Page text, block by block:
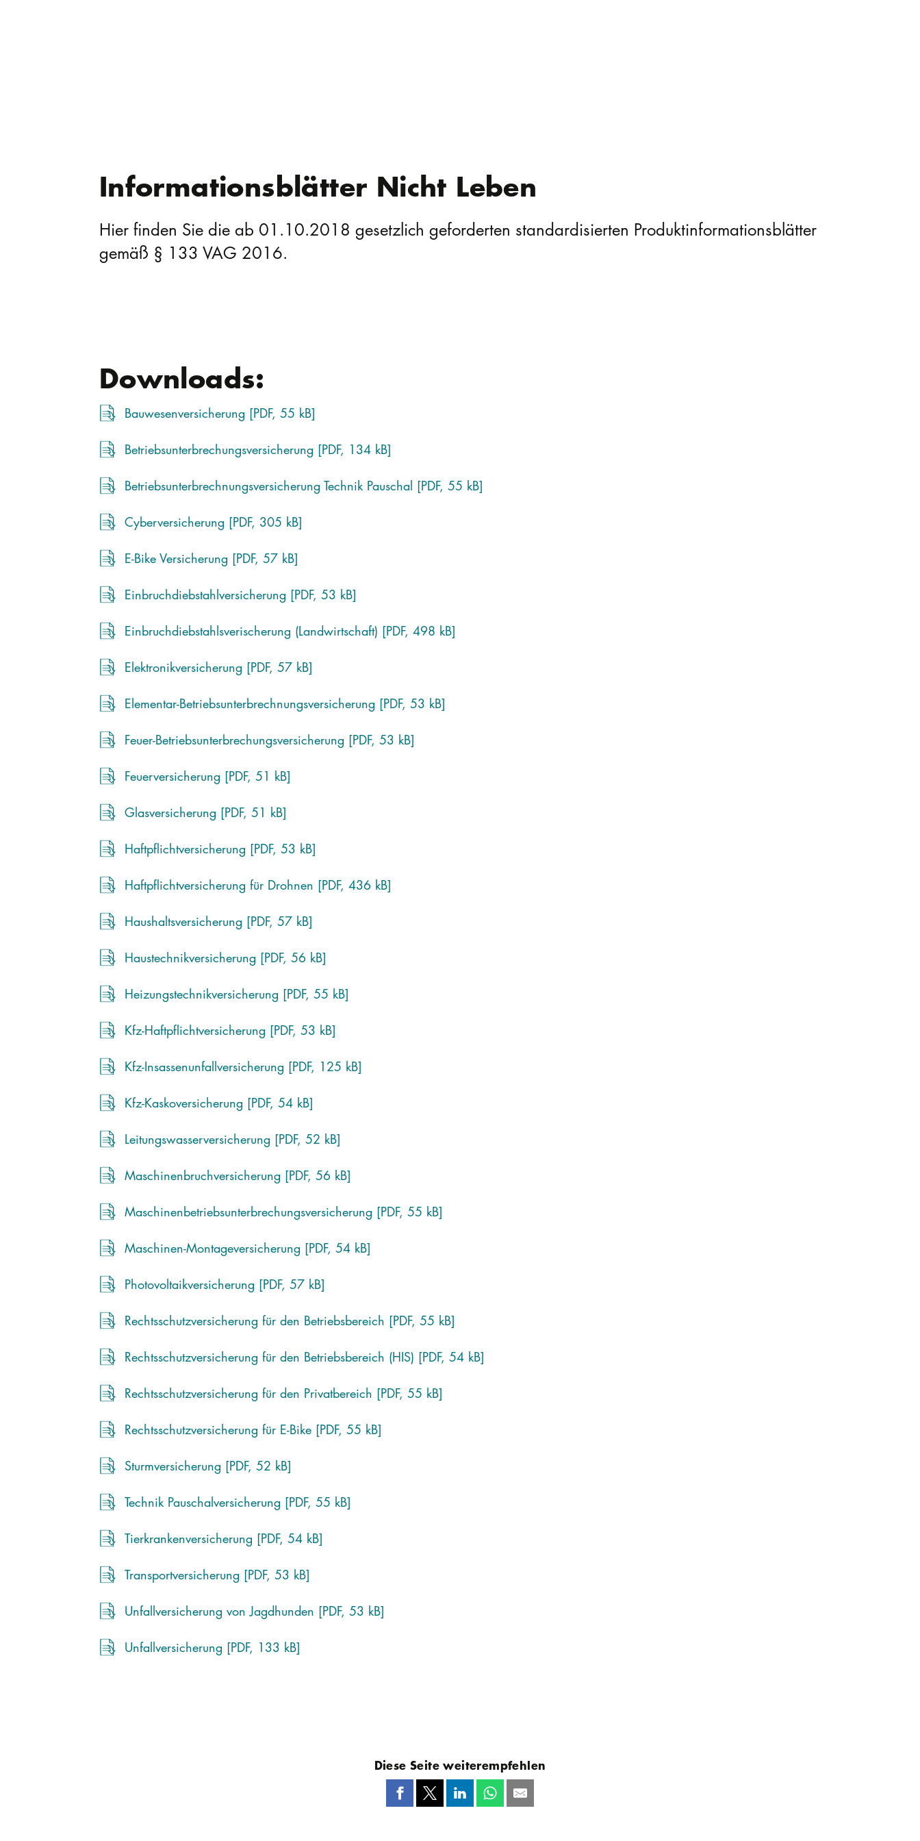
Informationsblätter Nicht Leben
Hier finden Sie die ab 01.10.2018 gesetzlich geforderten standardisierten Produktinformationsblätter
gemäß § 133 VAG 2016.
Downloads:
Bauwesenversicherung [PDF, 55 kB]
Betriebsunterbrechungsversicherung [PDF, 134 kB]
Betriebsunterbrechnungsversicherung Technik Pauschal [PDF, 55 kB]
Cyberversicherung [PDF, 305 kB]
E-Bike Versicherung [PDF, 57 kB]
Einbruchdiebstahlversicherung [PDF, 53 kB]
Einbruchdiebstahlsverischerung (Landwirtschaft) [PDF, 498 kB]
Elektronikversicherung [PDF, 57 kB]
Elementar-Betriebsunterbrechnungsversicherung [PDF, 53 kB]
Feuer-Betriebsunterbrechungsversicherung [PDF, 53 kB]
Feuerversicherung [PDF, 51 kB]
Glasversicherung [PDF, 51 kB]
Haftpflichtversicherung [PDF, 53 kB]
Haftpflichtversicherung für Drohnen [PDF, 436 kB]
Haushaltsversicherung [PDF, 57 kB]
Haustechnikversicherung [PDF, 56 kB]
Heizungstechnikversicherung [PDF, 55 kB]
Kfz-Haftpflichtversicherung [PDF, 53 kB]
Kfz-Insassenunfallversicherung [PDF, 125 kB]
Kfz-Kaskoversicherung [PDF, 54 kB]
Leitungswasserversicherung [PDF, 52 kB]
Maschinenbruchversicherung [PDF, 56 kB]
Maschinenbetriebsunterbrechungsversicherung [PDF, 55 kB]
Maschinen-Montageversicherung [PDF, 54 kB]
Photovoltaikversicherung [PDF, 57 kB]
Rechtsschutzversicherung für den Betriebsbereich [PDF, 55 kB]
Rechtsschutzversicherung für den Betriebsbereich (HIS) [PDF, 54 kB]
Rechtsschutzversicherung für den Privatbereich [PDF, 55 kB]
Rechtsschutzversicherung für E-Bike [PDF, 55 kB]
Sturmversicherung [PDF, 52 kB]
Technik Pauschalversicherung [PDF, 55 kB]
Tierkrankenversicherung [PDF, 54 kB]
Transportversicherung [PDF, 53 kB]
Unfallversicherung von Jagdhunden [PDF, 53 kB]
Unfallversicherung [PDF, 133 kB]
Diese Seite weiterempfehlen